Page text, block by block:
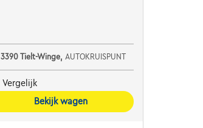
3390 Tielt-Winge, AUTOKRUISPUNT
Vergelijk
Bekijk wagen